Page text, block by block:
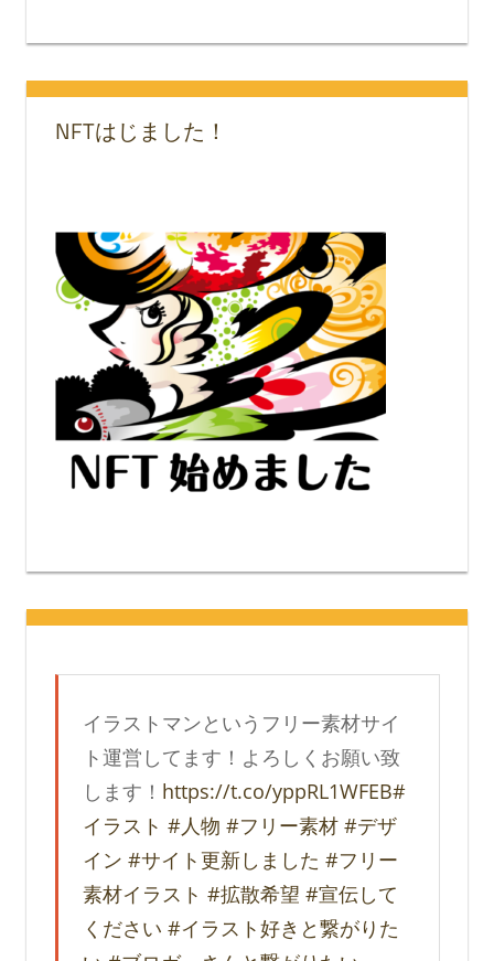
NFTはじました！
イラストマンというフリー素材サイ
ト運営してます！よろしくお願い致
します！ https://t.co/yppRL1WFEB#
イラスト #人物 #フリー素材 #デザ
イン #サイト更新しました #フリー
素材イラスト #拡散希望 #宣伝して
ください #イラスト好きと繋がりた